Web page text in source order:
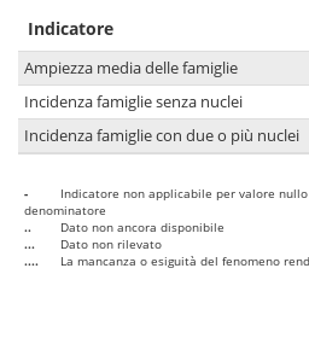
Indicatore
Ampiezza media delle famiglie
Incidenza famiglie senza nuclei
Incidenza famiglie con due o più nuclei
-
Indicatore non applicabile per valore
denominatore
..
Dato non ancora disponibile
...
Dato non rilevato
....
La mancanza o esiguità del fenomeno